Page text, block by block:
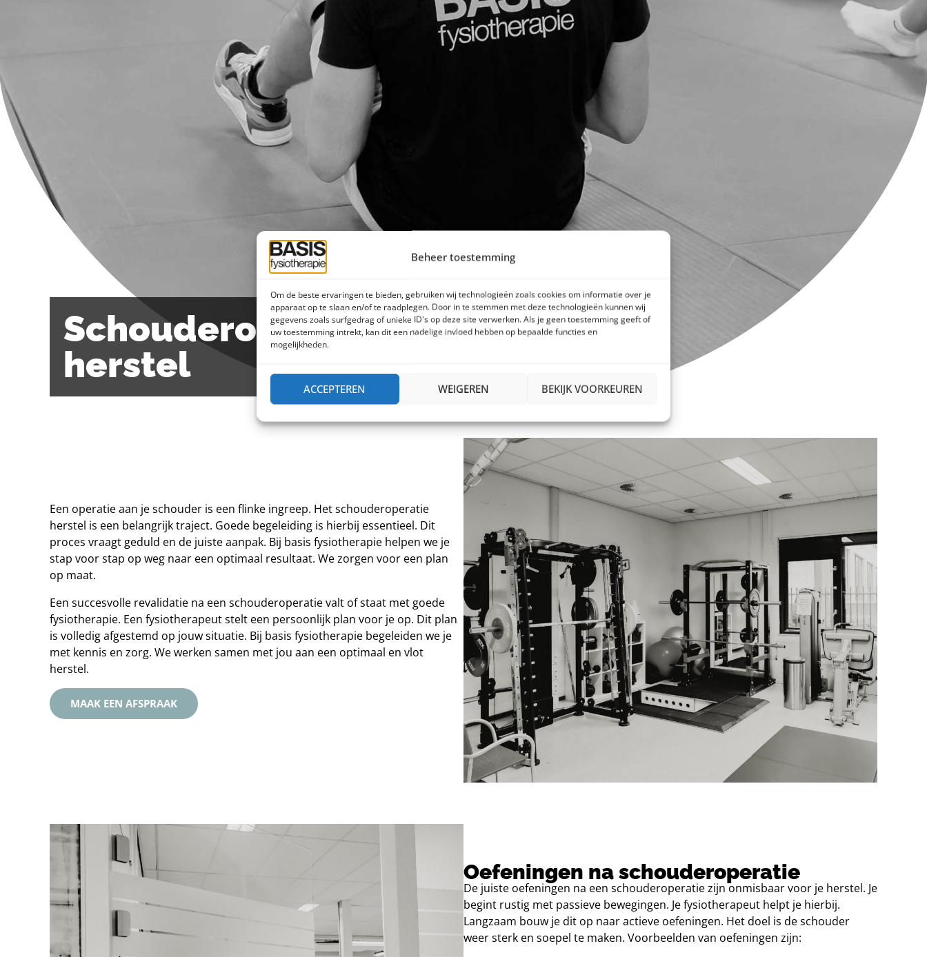
Beheer toestemming
Om de beste ervaringen te bieden, gebruiken wij technologieën zoals cookies om informatie over je
apparaat op te slaan en/of te raadplegen. Door in te stemmen met deze technologieën kunnen wij
gegevens zoals surfgedrag of unieke ID's op deze site verwerken. Als je geen toestemming geeft of
uw toestemming intrekt, kan dit een nadelige invloed hebben op bepaalde functies en
mogelijkheden.
ACCEPTEREN WEIGEREN BEKIJK VOORKEUREN
Schouderoperatie
herstel
Een operatie aan je schouder is een flinke ingreep. Het schouderoperatie
herstel is een belangrijk traject. Goede begeleiding is hierbij essentieel. Dit
proces vraagt geduld en de juiste aanpak. Bij basis fysiotherapie helpen we je
stap voor stap op weg naar een optimaal resultaat. We zorgen voor een plan
op maat.
Een succesvolle revalidatie na een schouderoperatie valt of staat met goede
fysiotherapie. Een fysiotherapeut stelt een persoonlijk plan voor je op. Dit plan
is volledig afgestemd op jouw situatie. Bij basis fysiotherapie begeleiden we je
met kennis en zorg. We werken samen met jou aan een optimaal en vlot
herstel.
MAAK EEN AFSPRAAK
Oefeningen na schouderoperatie
De juiste oefeningen na een schouderoperatie zijn onmisbaar voor je herstel. Je
begint rustig met passieve bewegingen. Je fysiotherapeut helpt je hierbij.
Langzaam bouw je dit op naar actieve oefeningen. Het doel is de schouder
weer sterk en soepel te maken. Voorbeelden van oefeningen zijn: